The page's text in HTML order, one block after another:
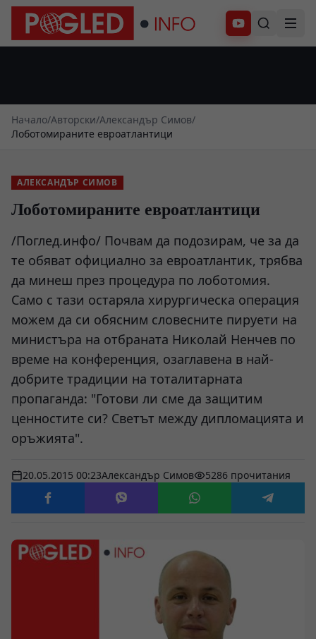
Абонирай се
Начало/Авторски/Александър Симов/
Лоботомираните евроатлантици
АЛЕКСАНДЪР СИМОВ
Лоботомираните евроатлантици
/Поглед.инфо/ Почвам да подозирам, че за да
те обяват официално за евроатлантик, трябва
да минеш през процедура по лоботомия.
Само с тази остаряла хирургическа операция
можем да си обясним словесните пируети на
министъра на отбраната Николай Ненчев по
време на конференция, озаглавена в най-
добрите традиции на тоталитарната
пропаганда: "Готови ли сме да защитим
ценностите си? Светът между дипломацията и
оръжията".
20.05.2015 00:23Александър Симов 5286 прочитания